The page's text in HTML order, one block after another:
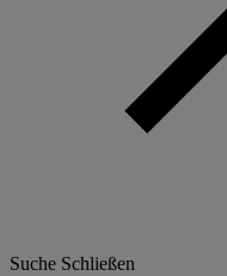
Suche Schließen